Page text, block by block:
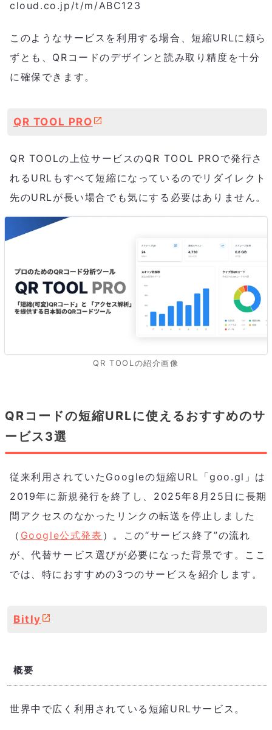
cloud.co.jp/t/m/ABC123
このようなサービスを利用する場合、短縮URLに頼ら
ずとも、QRコードのデザインと読み取り精度を十分
に確保できます。
QR TOOL PRO
QR TOOLの上位サービスのQR TOOL PROで発行さ
れるURLもすべて短縮になっているのでリダイレクト
先のURLが長い場合でも気にする必要はありません。
QR TOOLの紹介画像
QRコードの短縮URLに使えるおすすめのサ
ービス3選
従来利用されていたGoogleの短縮URL「goo.gl」は
2019年に新規発行を終了し、2025年8月25日に長期
間アクセスのなかったリンクの転送を停止しました
（ Google公式発表 ）。この“サービス終了”の流れ
が、代替サービス選びが必要になった背景です。ここ
では、特におすすめの3つのサービスを紹介します。
Bitly
概要
世界中で広く利用されている短縮URLサービス。